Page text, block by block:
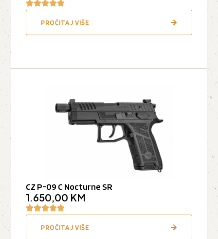
PROČITAJ VIŠE
CZ P-09 C Nocturne SR
1.650,00 KM
PROČITAJ VIŠE